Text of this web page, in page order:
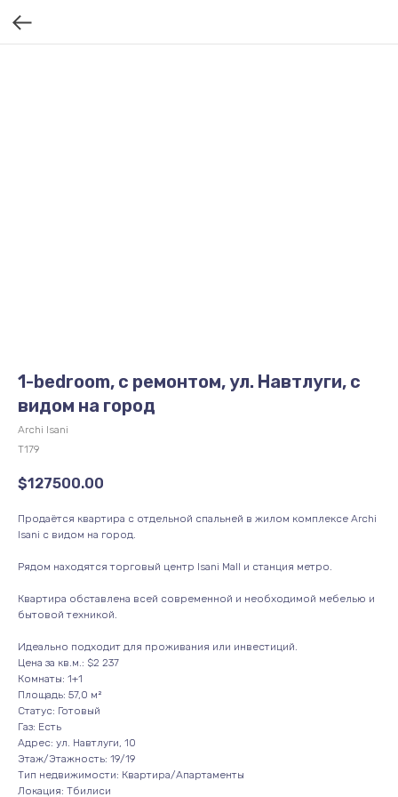
1-bedroom, с ремонтом, ул. Навтлуги, с
видом на город
Archi Isani
Т179
$127500.00
Продаётся квартира с отдельной спальней в жилом комплексе Archi
Isani с видом на город.
Рядом находятся торговый центр Isani Mall и станция метро.
Квартира обставлена всей современной и необходимой мебелью и
бытовой техникой.
Идеально подходит для проживания или инвестиций.
Цена за кв.м.: $2 237
Комнаты: 1+1
Площадь: 57,0 м²
Статус: Готовый
Газ: Есть
Адрес: ул. Навтлуги, 10
Этаж/Этажность: 19/19
Тип недвижимости: Квартира/Апартаменты
Локация: Тбилиси